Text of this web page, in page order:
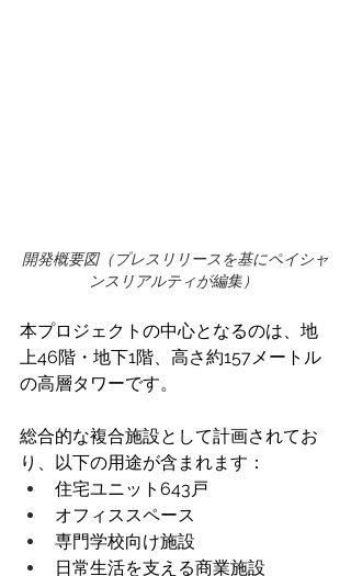
開発概要図（プレスリリースを基にペイシャ
ンスリアルティが編集）
本プロジェクトの中心となるのは、地
上46階・地下1階、高さ約157メートル
の高層タワーです。
総合的な複合施設として計画されてお
り、以下の用途が含まれます：
住宅ユニット643戸
オフィススペース
専門学校向け施設
日常生活を支える商業施設